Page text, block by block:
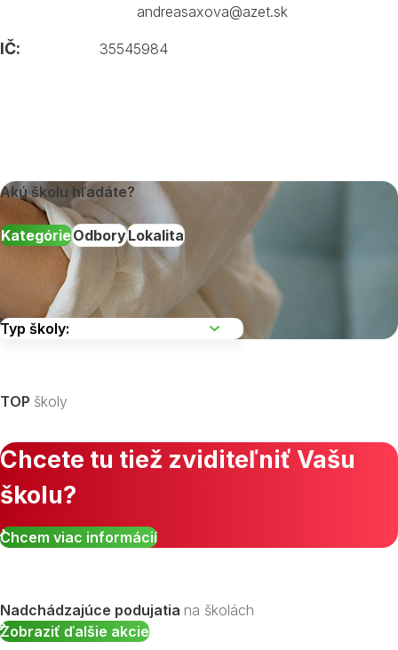
andreasaxova@azet.sk
IČ: 35545984
Akú školu hľadáte?
KategórieOdboryLokalita
Zobraziť všetky študijné odbory »
TOP školy
Chcete tu tiež zviditeľniť Vašu
školu?
Chcem viac informácií
Nadchádzajúce podujatia na školách
Zobraziť ďalšie akcie